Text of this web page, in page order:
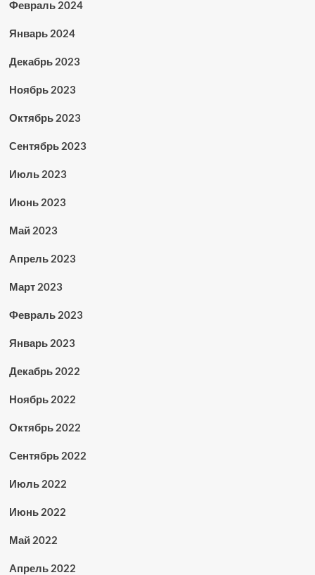
Февраль 2024
Январь 2024
Декабрь 2023
Ноябрь 2023
Октябрь 2023
Сентябрь 2023
Июль 2023
Июнь 2023
Май 2023
Апрель 2023
Март 2023
Февраль 2023
Январь 2023
Декабрь 2022
Ноябрь 2022
Октябрь 2022
Сентябрь 2022
Июль 2022
Июнь 2022
Май 2022
Апрель 2022